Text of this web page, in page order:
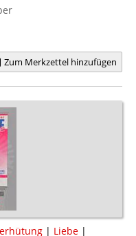
Zum Merkzettel hinzufügen
| Liebe |